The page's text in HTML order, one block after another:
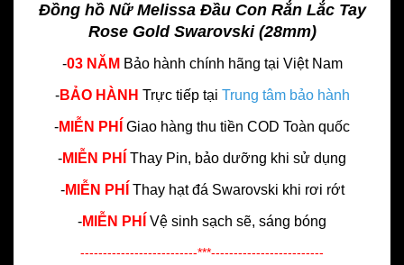
Đồng hồ Nữ Melissa Đầu Con Rắn Lắc Tay
Rose Gold Swarovski (28mm)
-03 NĂM Bảo hành chính hãng tại Việt Nam
-BẢO HÀNH Trực tiếp tại Trung tâm bảo hành
-MIỄN PHÍ Giao hàng thu tiền COD Toàn quốc
-MIỄN PHÍ Thay Pin, bảo dưỡng khi sử dụng
-MIỄN PHÍ Thay hạt đá Swarovski khi rơi rớt
-MIỄN PHÍ Vệ sinh sạch sẽ, sáng bóng
--------------------------***-------------------------